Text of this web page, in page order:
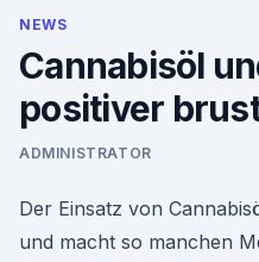
NEWS
Cannabisöl
positiver
ADMINISTRATOR
Der Einsatz von
und macht so manchen